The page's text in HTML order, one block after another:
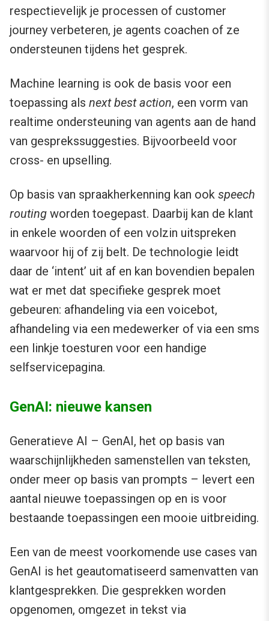
respectievelijk je processen of customer
journey verbeteren, je agents coachen of ze
ondersteunen tijdens het gesprek.
Machine learning is ook de basis voor een
toepassing als next best action, een vorm van
realtime ondersteuning van agents aan de hand
van gesprekssuggesties. Bijvoorbeeld voor
cross- en upselling.
Op basis van spraakherkenning kan ook speech
routing worden toegepast. Daarbij kan de klant
in enkele woorden of een volzin uitspreken
waarvoor hij of zij belt. De technologie leidt
daar de ‘intent’ uit af en kan bovendien bepalen
wat er met dat specifieke gesprek moet
gebeuren: afhandeling via een voicebot,
afhandeling via een medewerker of via een sms
een linkje toesturen voor een handige
selfservicepagina.
GenAI: nieuwe kansen
Generatieve AI – GenAI, het op basis van
waarschijnlijkheden samenstellen van teksten,
onder meer op basis van prompts – levert een
aantal nieuwe toepassingen op en is voor
bestaande toepassingen een mooie uitbreiding.
Een van de meest voorkomende use cases van
GenAI is het geautomatiseerd samenvatten van
klantgesprekken. Die gesprekken worden
opgenomen, omgezet in tekst via